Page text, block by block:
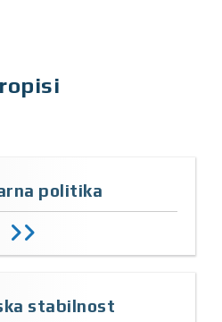
politika
stabilnost